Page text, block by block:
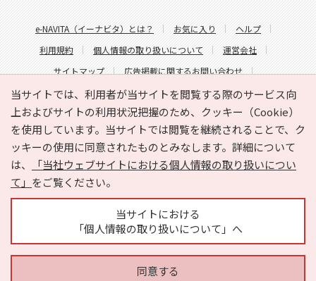
当サイトでは、利用者が当サイトを閲覧する際のサービス向
上およびサイトの利用状況把握のため、クッキー（Cookie）
を使用しています。当サイトでは閲覧を継続されることで、ク
ッキーの使用に同意されたものとみなします。詳細について
は、
「当社ウェブサイトにおける個人情報の取り扱いについ
て」 をご覧ください。
当サイトにおける
「個人情報の取り扱いについて」へ
同意する
e-NAVITA（イーナビタ）とは？ お気に入り
ヘルプ
利用規約
個人情報の取り扱いについて
運営会社
サイトマップ
広告掲載に関するお問い合わせ
サイトの内容に関するお問い合わせ
Copyright © HYOJITO.Co.,Ltd. All Rights Reserved.